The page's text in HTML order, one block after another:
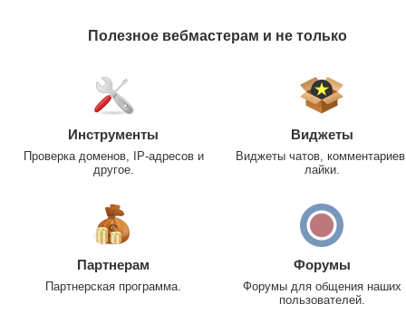
Полезное вебмастерам и не только
Инструменты
Проверка доменов, IP-адресов и
другое.
Виджеты
Виджеты чатов,
лайки.
Партнерам
Партнерская программа.
Форумы
Форумы для общения наших
пользователей.